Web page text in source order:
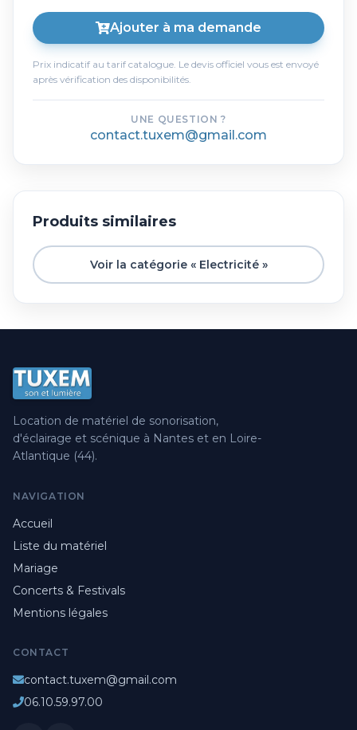
Ajouter à ma demande
Prix indicatif au tarif catalogue. Le devis officiel vous est envoyé
après vérification des disponibilités.
UNE QUESTION ?
contact.tuxem@gmail.com
Produits similaires
Voir la catégorie « Electricité »
Location de matériel de sonorisation,
d'éclairage et scénique à Nantes et en Loire-
Atlantique (44).
NAVIGATION
Accueil
Liste du matériel
Mariage
Concerts & Festivals
Mentions légales
CONTACT
contact.tuxem@gmail.com
06.10.59.97.00